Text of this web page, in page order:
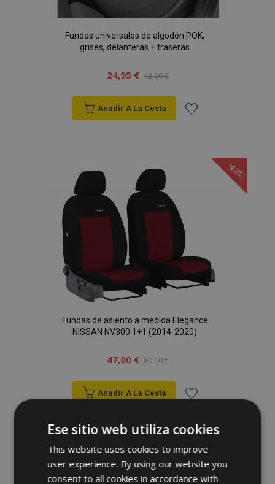
Fundas universales de algodón POK,
grises, delanteras + traseras
24,95 € 42,00 €
Anadir A La Cesta
Deseos
-42%
Fundas de asiento a medida Elegance
NISSAN NV300 1+1 (2014-2020)
47,00 € 80,00 €
Anadir A La Cesta
Lista
Ese sitio web utiliza cookies
This website uses cookies to improve
user experience. By using our website you
consent to all cookies in accordance with